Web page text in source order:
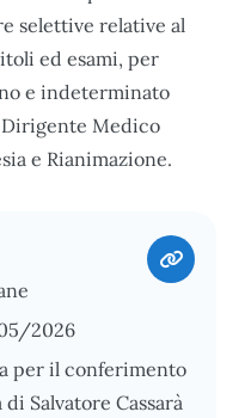
selettive relative al
ed esami, per
e indeterminato
Medico
e Rianimazione.
2026
per il conferimento
Salvatore Cassarà